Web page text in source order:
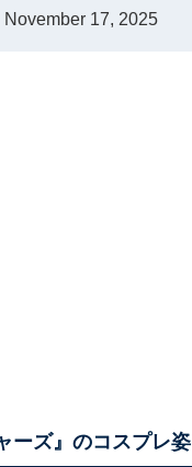
November 17, 2025
ーズ』のコスプレ姿